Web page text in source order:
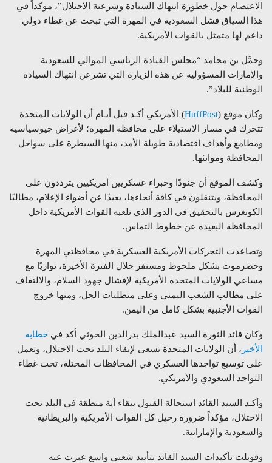
الاعتصام حول خطورة انتهاك السيادة وشرعنة الاحتلال”، مؤكداً في
هذا السياق فشل السعودية في المهرة التي تبحث عن غطاء دولي
داعم لها متمثل بالقوات الأمريكية.
وحمَّل بن محامد “مجلس القيادة الرئاسي الموالي للسعودية
والإمارات المسؤولية عن هذه الزيارة التي تشرعن انتهاك السيادة
الوطنية للبلاد”.
وكان موقع (HuffPost) الأمريكي أكـد قبل أيـام أن الولايات المتحدة
تتحرك في مسار الاستيلاء على محافظة المهرة؛ لأغراض جيوسياسية
ومطامع وأهداف اقتصادية طويلة الأمد، منها السيطرة على سواحل
المحافظة وموانئها.
وكشف الموقع أن جنودًا وخبراء عسكريين أمريكيين يترددون على
المحافظة، ويتنقلون في كافة أنحاءها، بعيدًا عن أضواء الإعلام، مطالبًا
الكونغرس بالتحقيق في الدور الذي تلعبه القوات الأمريكية داخل
المحافظة البعيدة عن خطوط التماس.
وتصاعدت التحركات الأمريكية العسكرية في محافظتي المهرة
وحضرموت بشكل ملحوظ ومستفز خلال الفترة الأخيرة، توازيًا مع
مساعي الولايات المتحدة الأمريكية لإفشال جهود السلام، والالتفاف
على مطالب الشعب اليمني وعلى متطلبات الحل، ومنها خروج
القوات الأجنبية بشكل كامل من اليمن.
وكان قائد الثورة السيد عبدالملك بدرالدين الحوثي أكد في خطابه
الأخير ، أن الولايات المتحدة تسعى لإبقاء البلد تحت الاحتلال، وتعمل
على توسيع تواجدها العسكري في المحافظات المحتلة، تحت غطاء
التواجد السعودي والأمريكي.
وأكـد السيد القائد استحالة القبول ببقاء أية منطقة في البلد تحت
الاحتلال، مؤكداً ضرورة رحيل كل القوات الأمريكية والبريطانية
والسعودية والإماراتية.
وقوبلت تأكيدات السيد القائد بتأييد شعبي واسع عبرت عنه